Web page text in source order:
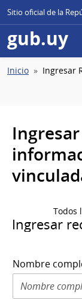
Sitio oficial de la
gub.uy
Ruta
Inicio Ingresar
Todos
Ingresar
Nombre